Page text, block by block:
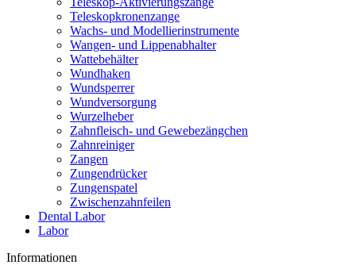
Teleskopkronenzange
Wachs- und Modellierinstrumente
Wangen- und Lippenabhalter
Wattebehälter
Wundhaken
Wundsperrer
Wundversorgung
Wurzelheber
Zahnfleisch- und Gewebezängchen
Zahnreiniger
Zangen
Zungendrücker
Zungenspatel
Zwischenzahnfeilen
Dental Labor
Labor
Informationen